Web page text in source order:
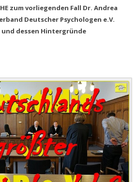
zum vorliegenden Fall Dr. Andrea
Deutscher Psychologen e.V.
dessen Hintergründe